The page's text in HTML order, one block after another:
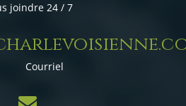
joindre 24 / 7
Courriel